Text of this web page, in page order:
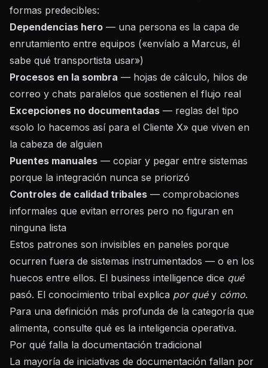
formas predecibles:
Dependencias hero — una persona es la capa de
enrutamiento entre equipos («envíalo a Marcus, él
sabe qué transportista usar»)
Procesos en la sombra — hojas de cálculo, hilos de
correo y chats paralelos que sostienen el flujo real
Excepciones no documentadas — reglas del tipo
«solo lo hacemos así para el Cliente X» que viven en
la cabeza de alguien
Puentes manuales — copiar y pegar entre sistemas
porque la integración nunca se priorizó
Controles de calidad tribales — comprobaciones
informales que evitan errores pero no figuran en
ninguna lista
Estos patrones son invisibles en paneles porque
ocurren fuera de sistemas instrumentados — o en los
huecos entre ellos. El business intelligence dice qué
pasó. El conocimiento tribal explica por quéy cómo.
Para una definición más profunda de la categoría que
alimenta, consulte qué es la inteligencia operativa.
Por qué falla la documentación tradicional
La mayoría de iniciativas de documentación fallan por